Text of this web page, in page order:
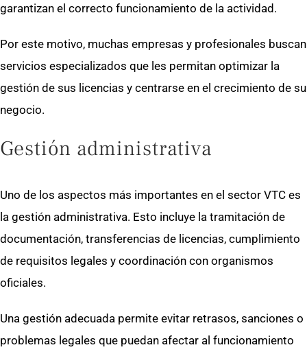
garantizan el correcto funcionamiento de la actividad.
Por este motivo, muchas empresas y profesionales buscan
servicios especializados que les permitan optimizar la
gestión de sus licencias y centrarse en el crecimiento de su
negocio.
Gestión administrativa
Uno de los aspectos más importantes en el sector VTC es
la gestión administrativa. Esto incluye la tramitación de
documentación, transferencias de licencias, cumplimiento
de requisitos legales y coordinación con organismos
oficiales.
Una gestión adecuada permite evitar retrasos, sanciones o
problemas legales que puedan afectar al funcionamiento